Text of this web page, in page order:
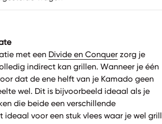
met een Divide en Conquer zorg je
indirect kan grillen. Wanneer je één
dat de ene helft van je Kamado geen
wel. Dit is bijvoorbeeld ideaal als je
die beide een verschillende
voor een stuk vlees waar je wel grill